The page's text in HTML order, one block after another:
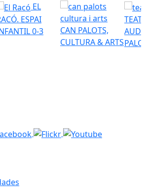
EL
ESPAI
0-3
CAN PALOTS,
CULTURA & ARTS